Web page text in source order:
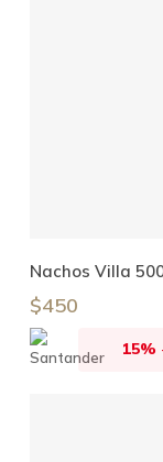
Nachos Villa
$450
15%